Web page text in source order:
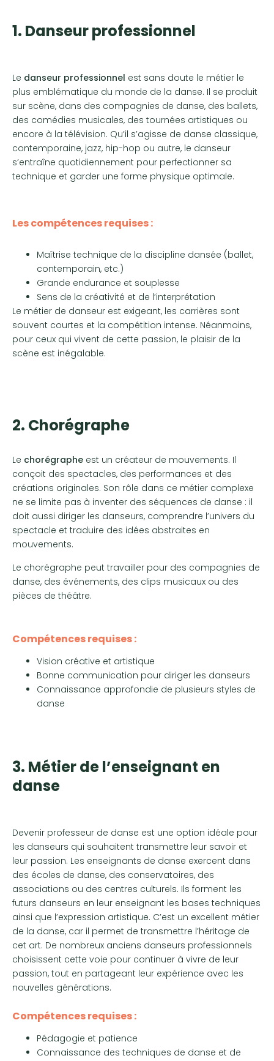
1. Danseur professionnel
Le danseur professionnel est sans doute le métier le
plus emblématique du monde de la danse. Il se produit
sur scène, dans des compagnies de danse, des ballets,
des comédies musicales, des tournées artistiques ou
encore à la télévision. Qu’il s’agisse de danse classique,
contemporaine, jazz, hip-hop ou autre, le danseur
s’entraîne quotidiennement pour perfectionner sa
technique et garder une forme physique optimale.
Les compétences requises :
Maîtrise technique de la discipline dansée (ballet,
contemporain, etc.)
Grande endurance et souplesse
Sens de la créativité et de l’interprétation
Le métier de danseur est exigeant, les carrières sont
souvent courtes et la compétition intense. Néanmoins,
pour ceux qui vivent de cette passion, le plaisir de la
scène est inégalable.
2. Chorégraphe
Le chorégraphe est un créateur de mouvements. Il
conçoit des spectacles, des performances et des
créations originales. Son rôle dans ce métier complexe
ne se limite pas à inventer des séquences de danse : il
doit aussi diriger les danseurs, comprendre l’univers du
spectacle et traduire des idées abstraites en
mouvements.
Le chorégraphe peut travailler pour des compagnies de
danse, des événements, des clips musicaux ou des
pièces de théâtre.
Compétences requises :
Vision créative et artistique
Bonne communication pour diriger les danseurs
Connaissance approfondie de plusieurs styles de
danse
3. Métier de l’enseignant en
danse
Devenir professeur de danse est une option idéale pour
les danseurs qui souhaitent transmettre leur savoir et
leur passion. Les enseignants de danse exercent dans
des écoles de danse, des conservatoires, des
associations ou des centres culturels. Ils forment les
futurs danseurs en leur enseignant les bases techniques
ainsi que l’expression artistique. C’est un excellent métier
de la danse, car il permet de transmettre l’héritage de
cet art. De nombreux anciens danseurs professionnels
choisissent cette voie pour continuer à vivre de leur
passion, tout en partageant leur expérience avec les
nouvelles générations.
Compétences requises :
Pédagogie et patience
Connaissance des techniques de danse et de